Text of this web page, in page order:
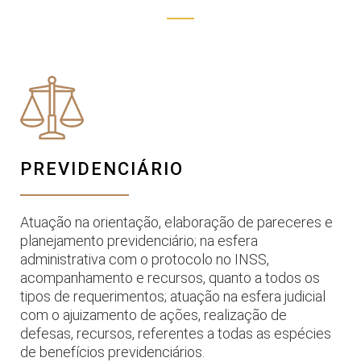
PREVIDENCIÁRIO
Atuação na orientação, elaboração de pareceres e
planejamento previdenciário; na esfera
administrativa com o protocolo no INSS,
acompanhamento e recursos, quanto a todos os
tipos de requerimentos; atuação na esfera judicial
com o ajuizamento de ações, realização de
defesas, recursos, referentes a todas as espécies
de benefícios previdenciários.